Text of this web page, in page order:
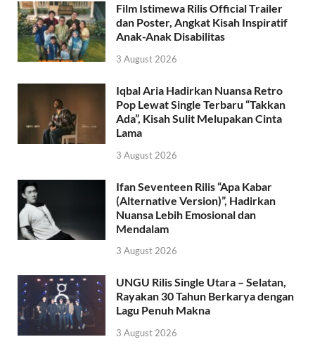
Film Istimewa Rilis Official Trailer
dan Poster, Angkat Kisah Inspiratif
Anak-Anak Disabilitas
3 August 2026
Iqbal Aria Hadirkan Nuansa Retro
Pop Lewat Single Terbaru “Takkan
Ada”, Kisah Sulit Melupakan Cinta
Lama
3 August 2026
Ifan Seventeen Rilis “Apa Kabar
(Alternative Version)”, Hadirkan
Nuansa Lebih Emosional dan
Mendalam
3 August 2026
UNGU Rilis Single Utara – Selatan,
Rayakan 30 Tahun Berkarya dengan
Lagu Penuh Makna
3 August 2026